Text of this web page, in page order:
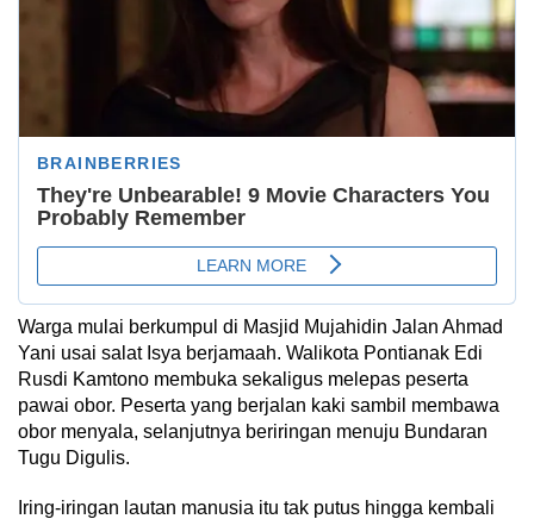
Warga mulai berkumpul di Masjid Mujahidin Jalan Ahmad
Yani usai salat Isya berjamaah. Walikota Pontianak Edi
Rusdi Kamtono membuka sekaligus melepas peserta
pawai obor. Peserta yang berjalan kaki sambil membawa
obor menyala, selanjutnya beriringan menuju Bundaran
Tugu Digulis.
Iring-iringan lautan manusia itu tak putus hingga kembali